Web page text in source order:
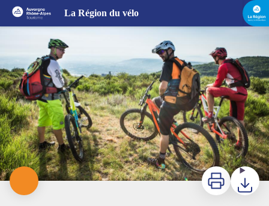
La Région du vélo
Sur la GTMC-VTT - Olivier Octobre / GTMC-VTT
Imprimer